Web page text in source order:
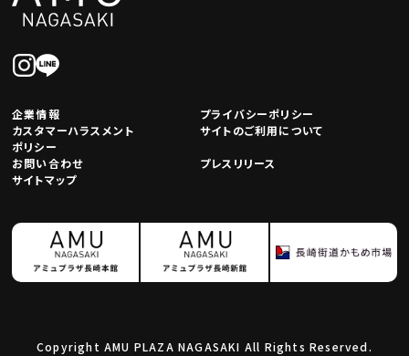
企業情報
プライバシーポリシー
カスタマーハラスメント
ポリシー
サイトのご利用について
お問い合わせ
プレスリリース
サイトマップ
Copyright AMU PLAZA NAGASAKI All Rights Reserved.